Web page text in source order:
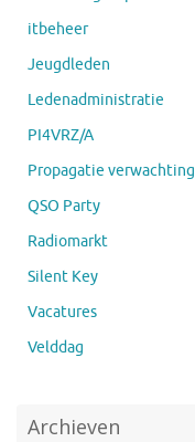
itbeheer
Jeugdleden
Ledenadministratie
PI4VRZ/A
Propagatie verwachting
QSO Party
Radiomarkt
Silent Key
Vacatures
Velddag
Archieven